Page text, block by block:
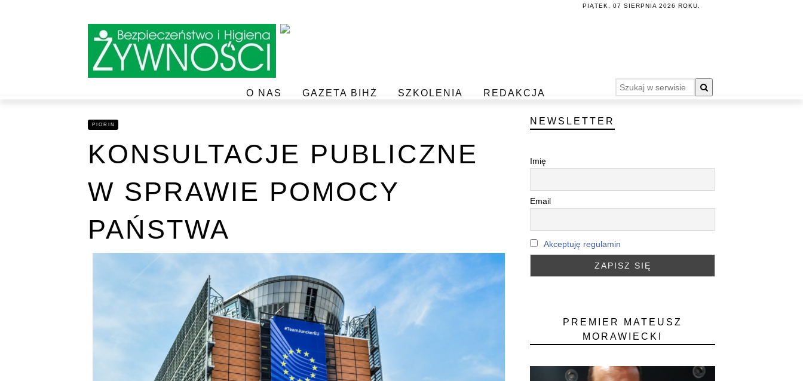
PIĄTEK, 07 SIERPNIA 2026 ROKU.
O NAS GAZETA BIHŻ SZKOLENIA REDAKCJA
PIORIN
KONSULTACJE PUBLICZNE
W SPRAWIE POMOCY
PAŃSTWA
NEWSLETTER
Imię
Email
Akceptuję regulamin
PREMIER MATEUSZ
MORAWIECKI